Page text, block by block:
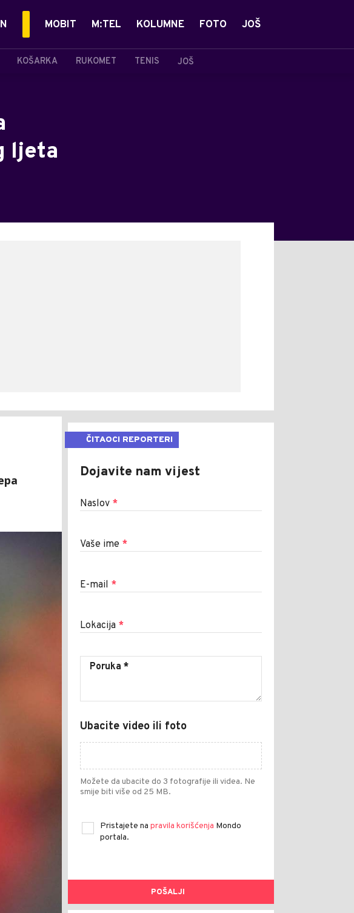
KOŠARKA RUKOMET TENIS JOŠ
MOBIT M:TEL KOLUMNE FOTO JOŠ
ljeta
ČITAOCI REPORTERI
Dojavite nam vijest
Naslov *
Vaše ime *
E-mail *
Lokacija *
Ubacite video ili foto
Možete da ubacite do 3 fotografije ili videa. Ne
smije biti više od 25 MB.
Pristajete na pravila korišćenja Mondo
portala.
POŠALJI